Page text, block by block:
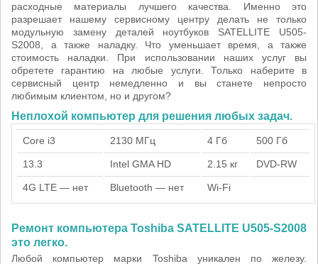
расходные материалы лучшего качества. Именно это
разрешает нашему сервисному центру делать не только
модульную замену деталей ноутбуков SATELLITE U505-
S2008, а также наладку. Что уменьшает время, а также
стоимость наладки. При использовании наших услуг вы
обретете гарантию на любые услуги. Только наберите в
сервисный центр немедленно и вы станете непросто
любимым клиентом, но и другом?
Неплохой компьютер для решения любых задач.
Core i3 2130 МГц 4 Гб 500 Гб
13.3 Intel GMA HD 2.15 кг DVD-RW
4G LTE — нет Bluetooth — нет Wi-Fi
Ремонт компьютера Toshiba SATELLITE U505-S2008
это легко.
Любой компьютер марки Toshiba уникален по железу.